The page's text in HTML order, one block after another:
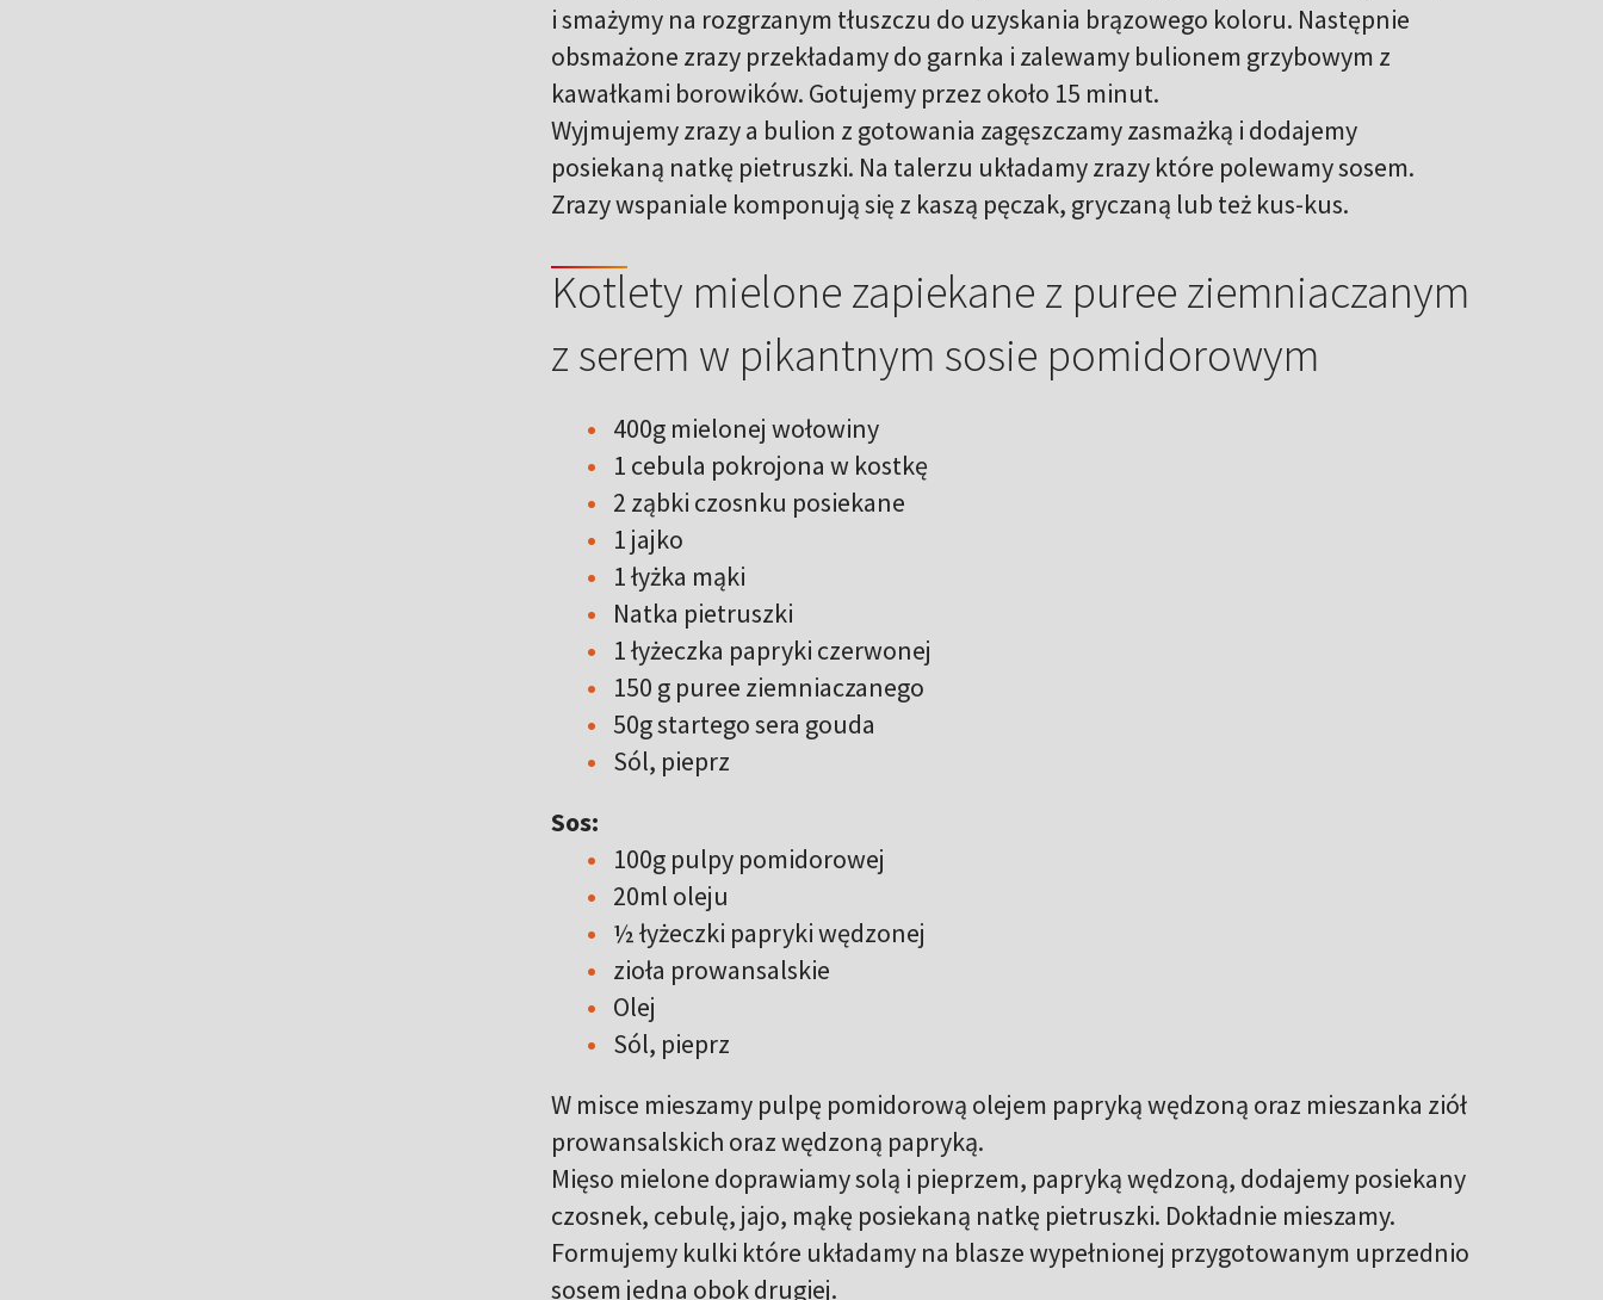
i smażymy na rozgrzanym tłuszczu do uzyskania brązowego koloru. Następnie
obsmażone zrazy przekładamy do garnka i zalewamy bulionem grzybowym z
kawałkami borowików. Gotujemy przez około 15 minut.
Wyjmujemy zrazy a bulion z gotowania zagęszczamy zasmażką i dodajemy
posiekaną natkę pietruszki. Na talerzu układamy zrazy które polewamy sosem.
Zrazy wspaniale komponują się z kaszą pęczak, gryczaną lub też kus-kus.
Kotlety mielone zapiekane z puree ziemniaczanym
z serem w pikantnym sosie pomidorowym
400g mielonej wołowiny
1 cebula pokrojona w kostkę
2 ząbki czosnku posiekane
1 jajko
1 łyżka mąki
Natka pietruszki
1 łyżeczka papryki czerwonej
150 g puree ziemniaczanego
50g startego sera gouda
Sól, pieprz
Sos:
100g pulpy pomidorowej
20ml oleju
½ łyżeczki papryki wędzonej
zioła prowansalskie
Olej
Sól, pieprz
W misce mieszamy pulpę pomidorową olejem papryką wędzoną oraz mieszanka ziół
prowansalskich oraz wędzoną papryką.
Mięso mielone doprawiamy solą i pieprzem, papryką wędzoną, dodajemy posiekany
czosnek, cebulę, jajo, mąkę posiekaną natkę pietruszki. Dokładnie mieszamy.
Formujemy kulki które układamy na blasze wypełnionej przygotowanym uprzednio
sosem jedna obok drugiej.